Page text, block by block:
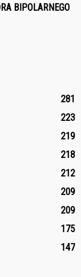
BIPOLARNEGO
281
223
219
218
212
209
209
175
147